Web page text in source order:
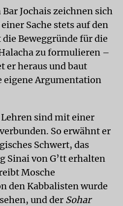
Jochais zeichnen sich
Sache stets auf den
Beweggründe für die
zu formulieren –
er heraus und baut
eigene Argumentation
sind mit einer
So erwähnt er
Schwert, das
Sinai von G’tt erhalten
Mosche
den Kabbalisten wurde
und der Sohar